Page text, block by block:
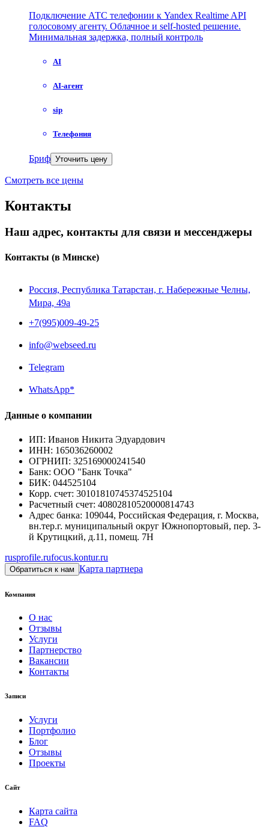
Подключение АТС телефонии к Yandex Realtime API
голосовому агенту. Облачное и self-hosted решение.
Минимальная задержка, полный контроль
AI
AI-агент
sip
Телефония
Бриф Уточнить цену
Смотреть все цены
Контакты
Наш адрес, контакты для связи и мессенджеры
Контакты (в Минске)
Россия, Республика Татарстан, г. Набережные Челны,
Мира, 49a
+7(995)009-49-25
info@webseed.ru
Telegram
WhatsApp*
Данные о компании
ИП: Иванов Никита Эдуардович
ИНН: 165036260002
ОГРНИП: 325169000241540
Банк: ООО "Банк Точка"
БИК: 044525104
Корр. счет: 30101810745374525104
Расчетный счет: 40802810520000814743
Адрес банка: 109044, Российская Федерация, г. Москва,
вн.тер.г. муниципальный округ Южнопортовый, пер. 3-
й Крутицкий, д.11, помещ. 7Н
rusprofile.rufocus.kontur.ru
Обратиться к нам Карта партнера
Компания
О нас
Отзывы
Услуги
Партнерство
Вакансии
Контакты
Записи
Услуги
Портфолио
Блог
Отзывы
Проекты
Сайт
Карта сайта
FAQ